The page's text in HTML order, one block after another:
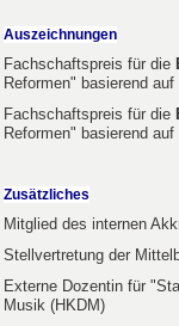
Auszeichnungen
Fachschaftspreis für die
Reformen" basierend
Fachschaftspreis für die
Reformen" basierend
Zusätzliches
Mitglied des internen
Stellvertretung der
Externe Dozentin für
Musik (HKDM)